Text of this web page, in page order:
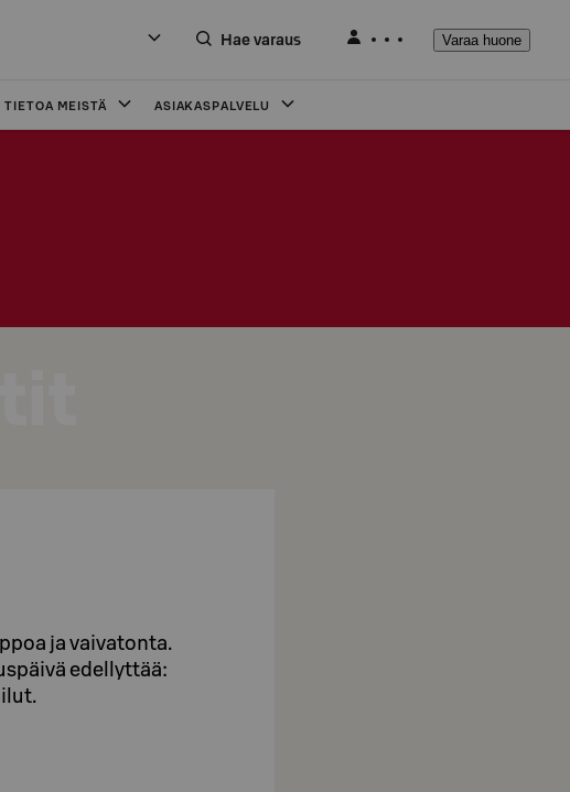
Hae varaus Varaa huone
TIETOA MEISTÄ ASIAKASPALVELU
ja vaivatonta.
edellyttää: